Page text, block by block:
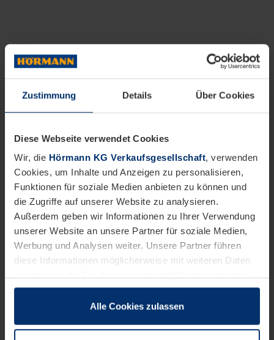
Zustimmung Details Über Cookies
Diese Webseite verwendet Cookies
Wir, die Hörmann KG Verkaufsgesellschaft, verwenden
Cookies, um Inhalte und Anzeigen zu personalisieren,
Funktionen für soziale Medien anbieten zu können und
die Zugriffe auf unserer Website zu analysieren.
Außerdem geben wir Informationen zu Ihrer Verwendung
unserer Website an unsere Partner für soziale Medien,
Werbung und Analysen weiter. Unsere Partner führen
diese Informationen möglicherweise mit weiteren Daten
sie im Rahmen Ihrer Nutzung der Dienste gesammelt
wenn diese für den Betrieb dieser Seite unbedingt
Alle Cookies zulassen